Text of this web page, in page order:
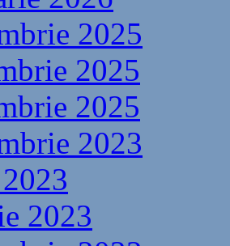
2025
2025
2025
2023
2023